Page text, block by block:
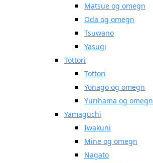
Matsue og omegn
Oda og omegn
Tsuwano
Yasugi
Tottori
Tottori
Yonago og omegn
Yurihama og omegn
Yamaguchi
Iwakuni
Mine og omegn
Nagato